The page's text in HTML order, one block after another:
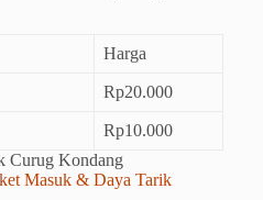
Harga
Rp20.000
Rp10.000
Curug Kondang
Masuk & Daya Tarik